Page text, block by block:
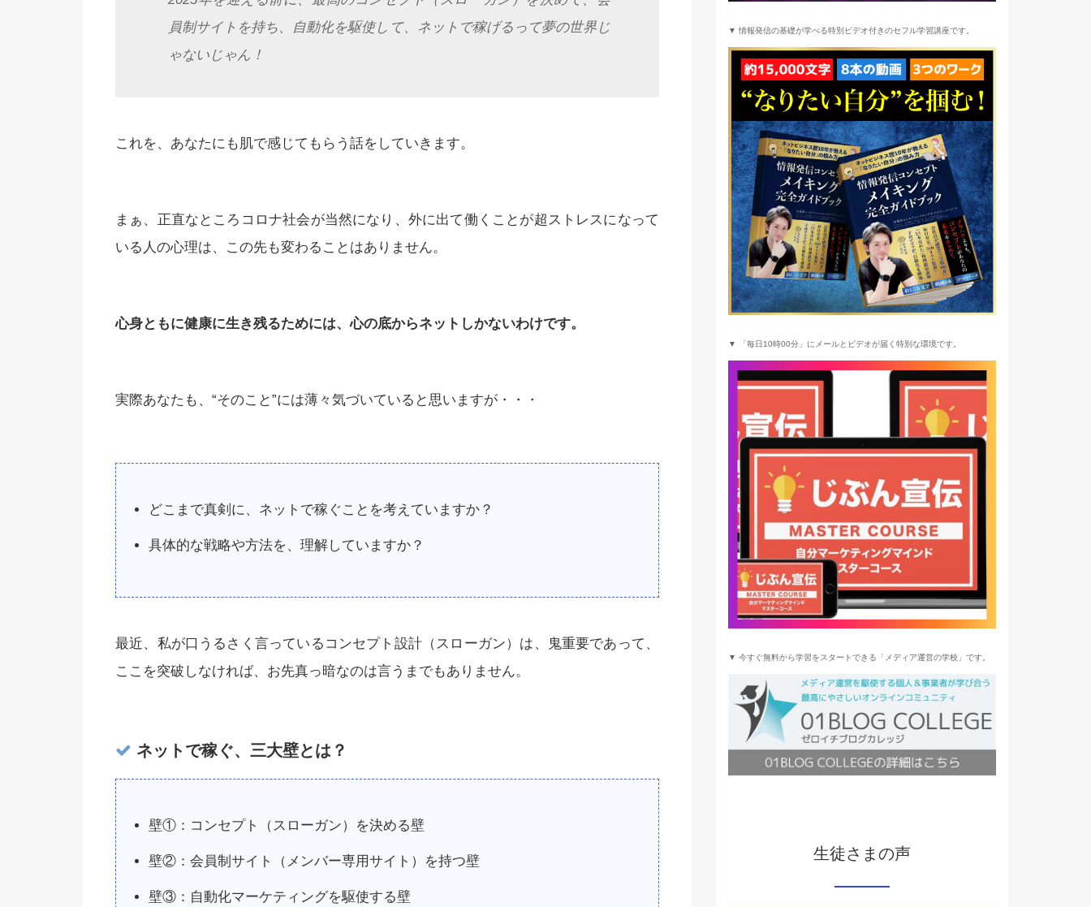
員制サイトを持ち、自動化を駆使して、ネットで稼げるって夢の世界じ
ゃないじゃん！
これを、あなたにも肌で感じてもらう話をしていきます。
まぁ、正直なところコロナ社会が当然になり、外に出て働くことが超ストレスになって
いる人の心理は、この先も変わることはありません。
心身ともに健康に生き残るためには、心の底からネットしかないわけです。
実際あなたも、“そのこと”には薄々気づいていると思いますが・・・
どこまで真剣に、ネットで稼ぐことを考えていますか？
具体的な戦略や方法を、理解していますか？
最近、私が口うるさく言っているコンセプト設計（スローガン）は、鬼重要であって、
ここを突破しなければ、お先真っ暗なのは言うまでもありません。
ネットで稼ぐ、三大壁とは？
壁①：コンセプト（スローガン）を決める壁
壁②：会員制サイト（メンバー専用サイト）を持つ壁
壁③：自動化マーケティングを駆使する壁
▼ 情報発信の基礎が学べる特別ビデオ付きのセフル学習講座です。
▼ 「毎日10時00分」にメールとビデオが届く特別な環境です。
▼ 今すぐ無料から学習をスタートできる「メディア運営の学校」です。
生徒さまの声